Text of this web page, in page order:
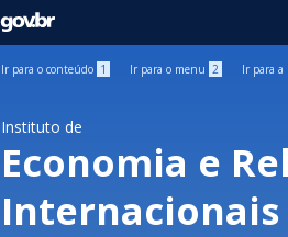
GOVBR
Ir para o conteúdo 1 Ir para o menu 2 Ir para a
Instituto de
Economia e
Internacionais